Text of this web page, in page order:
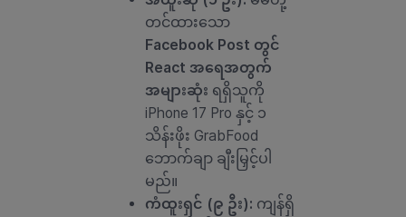
တင်ထားသော
Facebook Post တွင်
React အရေအတွက်
အများဆုံး ရရှိသူကို
iPhone 17 Pro နှင့် ၁
သိန်းဖိုး GrabFood
ဘောက်ချာ ချီးမြှင့်ပါ
မည်။
ကံထူးရှင် (၉ ဦး): ကျန်ရှိ